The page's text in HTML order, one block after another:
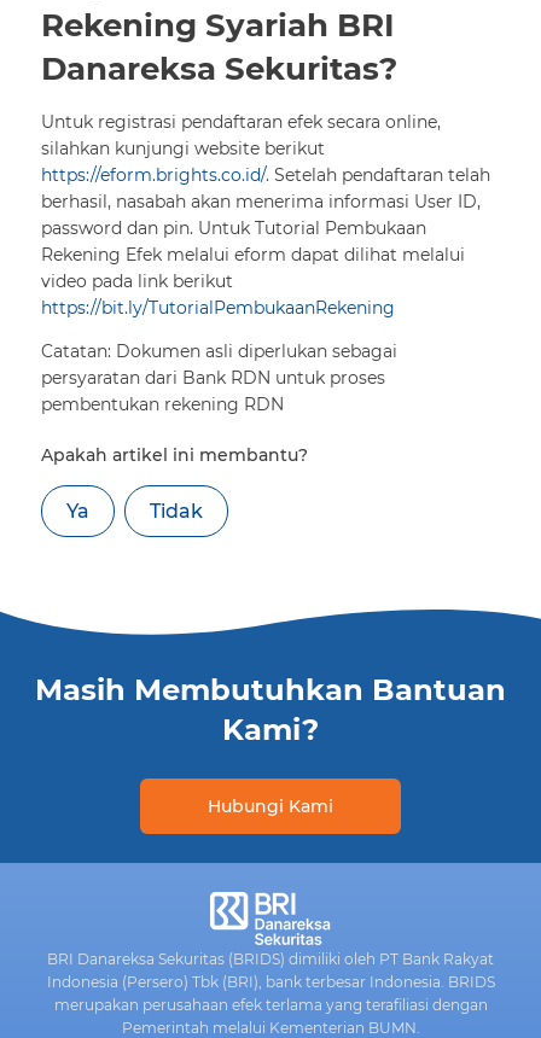
Rekening Syariah BRI
Danareksa Sekuritas?
Untuk registrasi pendaftaran efek secara online,
silahkan kunjungi website berikut
https://eform.brights.co.id/. Setelah pendaftaran telah
berhasil, nasabah akan menerima informasi User ID,
password dan pin. Untuk Tutorial Pembukaan
Rekening Efek melalui eform dapat dilihat melalui
video pada link berikut
https://bit.ly/TutorialPembukaanRekening
Catatan: Dokumen asli diperlukan sebagai
persyaratan dari Bank RDN untuk proses
pembentukan rekening RDN
Apakah artikel ini membantu?
Ya Tidak
Masih Membutuhkan Bantuan
Kami?
Hubungi Kami
BRI Danareksa Sekuritas (BRIDS) dimiliki oleh PT Bank Rakyat
Indonesia (Persero) Tbk (BRI), bank terbesar Indonesia. BRIDS
merupakan perusahaan efek terlama yang terafiliasi dengan
Pemerintah melalui Kementerian BUMN.